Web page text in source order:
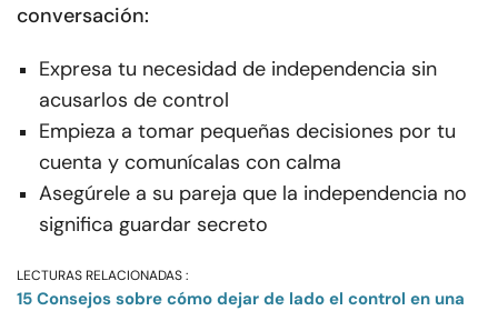
conversación:
Expresa tu necesidad de independencia sin
acusarlos de control
Empieza a tomar pequeñas decisiones por tu
cuenta y comunícalas con calma
Asegúrele a su pareja que la independencia no
significa guardar secreto
LECTURAS RELACIONADAS :
15 Consejos sobre cómo dejar de lado el control en una